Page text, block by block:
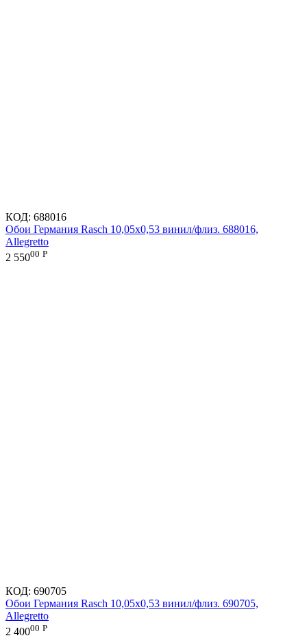
КОД: 688016
Обои Германия Rasch 10,05x0,53 винил/флиз. 688016,
Allegretto
2 55000 Р
КОД: 690705
Обои Германия Rasch 10,05x0,53 винил/флиз. 690705,
Allegretto
2 40000 Р